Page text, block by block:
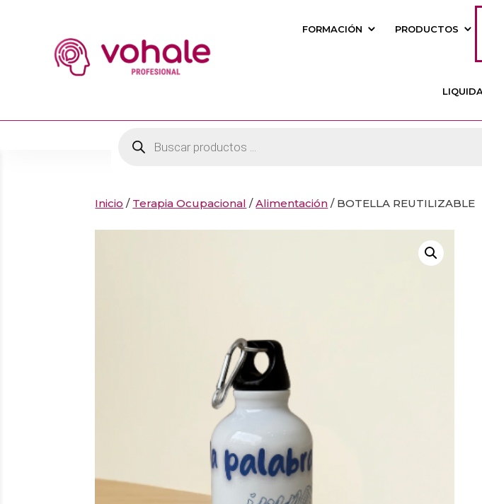
FORMACIÓN PRODUCTOS
productos
Inicio / Terapia Ocupacional /Alimentación / BOTELLA REUTILIZABLE